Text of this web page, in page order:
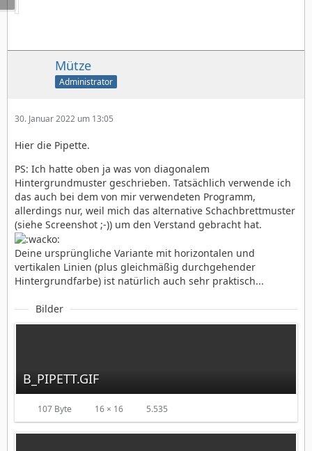
Mütze
Administrator
30. Januar 2022 um 13:05
Hier die Pipette.
PS: Ich hatte oben ja was von diagonalem
Hintergrundmuster geschrieben. Tatsächlich verwende ich
das auch bei dem von mir verwendeten Programm,
allerdings nur, weil mich das alternative Schachbrettmuster
(siehe Screenshot ;-)) um den Verstand gebracht hat.
Deine ursprüngliche Variante mit horizontalen und
vertikalen Linien (plus gleichmäßig durchgehender
Hintergrundfarbe) ist natürlich auch sehr praktisch...
Bilder
B_PIPETT.GIF
107 Byte 16 × 16 5.535